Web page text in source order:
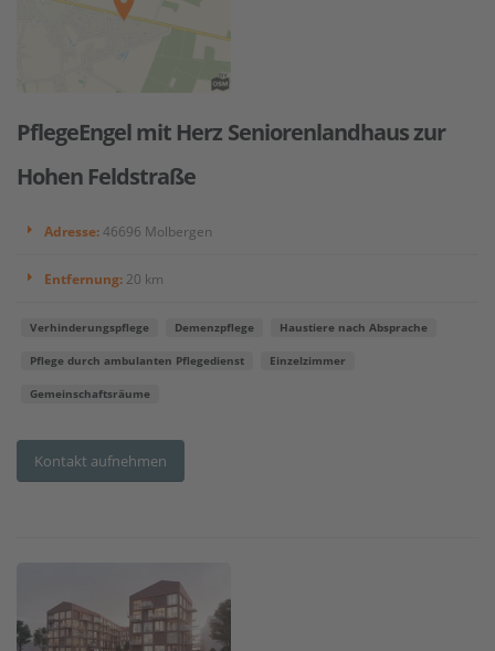
PflegeEngel mit Herz Seniorenlandhaus zur
Hohen Feldstraße
Adresse:46696 Molbergen
Entfernung: 20 km
Verhinderungspflege Demenzpflege Haustiere nach Absprache
Pflege durch ambulanten Pflegedienst Einzelzimmer
Gemeinschaftsräume
Kontakt aufnehmen